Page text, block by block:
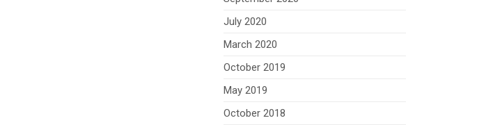
July 2020
March 2020
October 2019
May 2019
October 2018